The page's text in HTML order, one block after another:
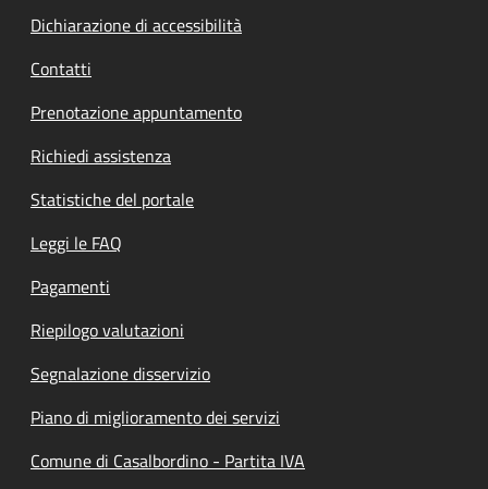
Dichiarazione di accessibilità
Contatti
Prenotazione appuntamento
Richiedi assistenza
Statistiche del portale
Leggi le FAQ
Pagamenti
Riepilogo valutazioni
Segnalazione disservizio
Piano di miglioramento dei servizi
Comune di Casalbordino - Partita IVA